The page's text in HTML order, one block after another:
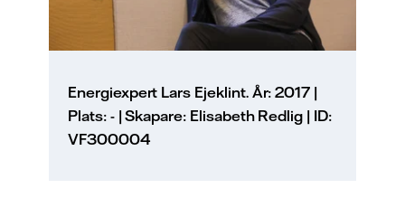
Energiexpert Lars Ejeklint. År: 2017 |
Plats: - | Skapare: Elisabeth Redlig | ID:
VF300004